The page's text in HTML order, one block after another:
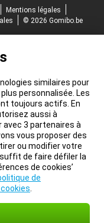
Mentions légales
© 2026 Gomibo.be
similaires pour
personnalisée. Les
toujours actifs. En
aussi à
3 partenaires à
vous proposer des
ou modifier votre
de faire défiler la
de cookies’
de